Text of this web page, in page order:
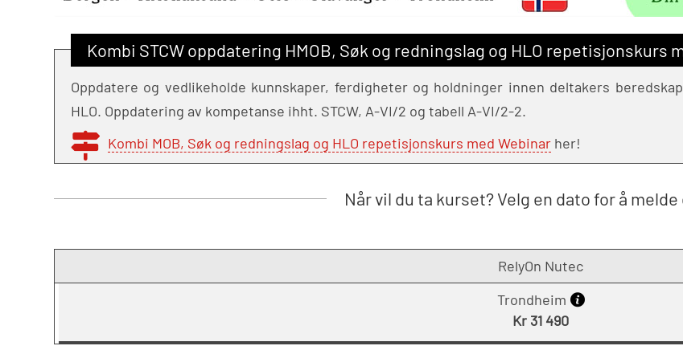
Kombi STCW oppdatering HMOB, Søk og redningslag og HLO repetisjonskurs
Oppdatere og vedlikeholde kunnskaper, ferdigheter og holdninger innen deltakers
HLO. Oppdatering av kompetanse ihht. STCW, A-VI/2 og tabell A-VI/2-2.
Kombi MOB, Søk og redningslag og HLO repetisjonskurs med Webinar her!
Når vil du ta kurset? Velg en dato for å melde
RelyOn Nutec
Trondheim
Kr 31 490